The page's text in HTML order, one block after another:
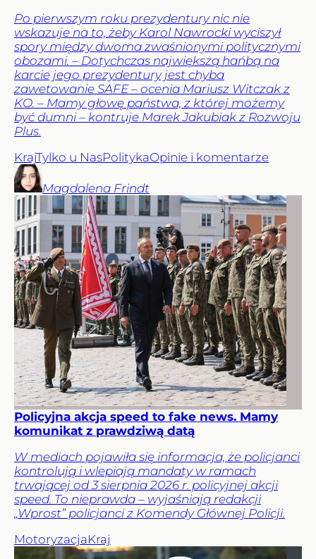
Po pierwszym roku prezydentury nic nie
wskazuje na to, żeby Karol Nawrocki wyciszył
spory między dwoma zwaśnionymi politycznymi
obozami. – Dotychczas największą hańbą na
karcie jego prezydentury jest chyba
zawetowanie SAFE – ocenia Mariusz Witczak z
KO. – Mamy głowę państwa, z której możemy
być dumni – kontruje Marek Jakubiak z Rozwoju
Plus.
KrajTylko u NasPolitykaOpinie i komentarze
Magdalena Frindt
Policyjna akcja speed to fake news. Mamy
komunikat z prawdziwą datą
W mediach pojawiła się informacja, że policjanci
kontrolują i wlepiają mandaty w ramach
trwającej od 3 sierpnia 2026 r. policyjnej akcji
speed. To nieprawda – wyjaśniają redakcji
„Wprost” policjanci z Komendy Głównej Policji.
MotoryzacjaKraj